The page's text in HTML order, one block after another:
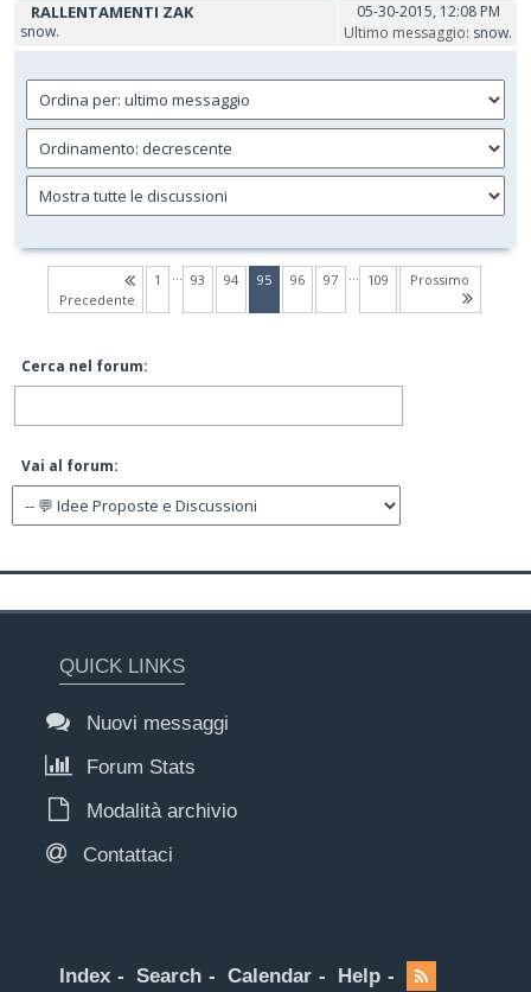
RALLENTAMENTI ZAK
snow.
05-30-2015, 12:08 PM
Ultimo messaggio: snow.
Precedente
1 … 93 94 95(current)
96 97 … 109 Prossimo
Cerca nel forum:
Vai al forum:
QUICK LINKS
Nuovi messaggi
Forum Stats
Modalità archivio
Contattaci
Index Search Calendar Help